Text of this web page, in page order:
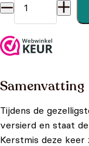
Kiekeboe met
Samenvatting
Tijdens de
versierd en staat
Kerstmis deze keer